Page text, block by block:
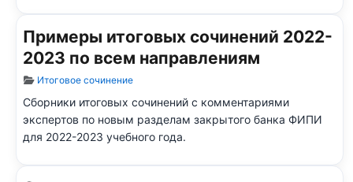
Примеры итоговых сочинений 2022-
2023 по всем направлениям
Информация о материале
Итоговое сочинение
Сборники итоговых сочинений с комментариями
экспертов по новым разделам закрытого банка ФИПИ
для 2022-2023 учебного года.